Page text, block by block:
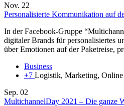
Nov. 22
Personalisierte Kommunikation auf
In der Facebook-Gruppe
digitaler Brands für personalisiertes
über Emotionen auf der Paketreise,
Business
+7 Logistik, Marketing,
Sep. 02
MultichannelDay 2021 – Die ganze